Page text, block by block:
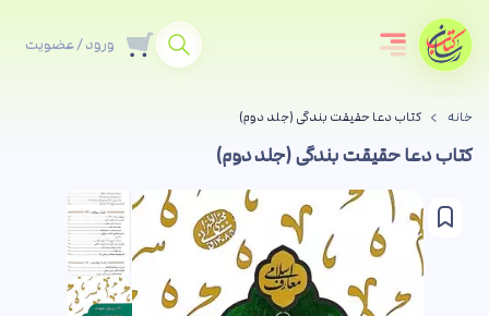
ورود / عضویت
خانه کتاب دعا حقیقت بندگی (جلد دوم)
کتاب دعا حقیقت بندگی (جلد دوم)